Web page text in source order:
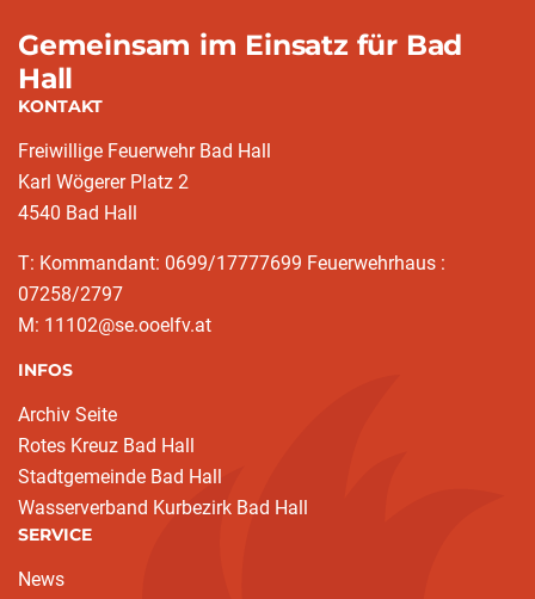
Gemeinsam im Einsatz für Bad
Hall
KONTAKT
Freiwillige Feuerwehr Bad Hall
Karl Wögerer Platz 2
4540 Bad Hall
T: Kommandant: 0699/17777699 Feuerwehrhaus :
07258/2797
M: 11102@se.ooelfv.at
INFOS
Archiv Seite
Rotes Kreuz Bad Hall
Stadtgemeinde Bad Hall
Wasserverband Kurbezirk Bad Hall
SERVICE
News